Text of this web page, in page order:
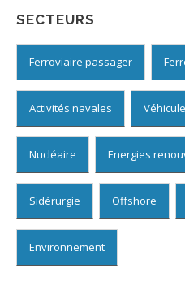
SECTEURS
Ferroviaire passager
Activités navales
Nucléaire Energies
Sidérurgie Offshore
Environnement